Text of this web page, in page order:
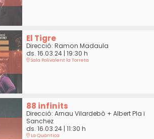
El Tigre
Direcció: Ramon Madaula
ds. 16.03.24| 19:30 h
Sala Polivalent la Torreta
88 infinits
Direcció: Arnau Vilardebò + Albert Pla i
Sanchez
ds. 16.03.24| 11:30 h
La Quàntica